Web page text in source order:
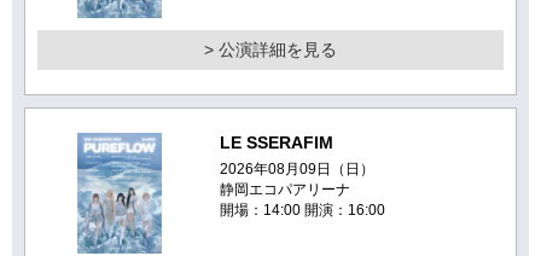
> 公演詳細を見る
LE SSERAFIM
2026年08月09日（日）
静岡エコパアリーナ
開場：14:00 開演：16:00